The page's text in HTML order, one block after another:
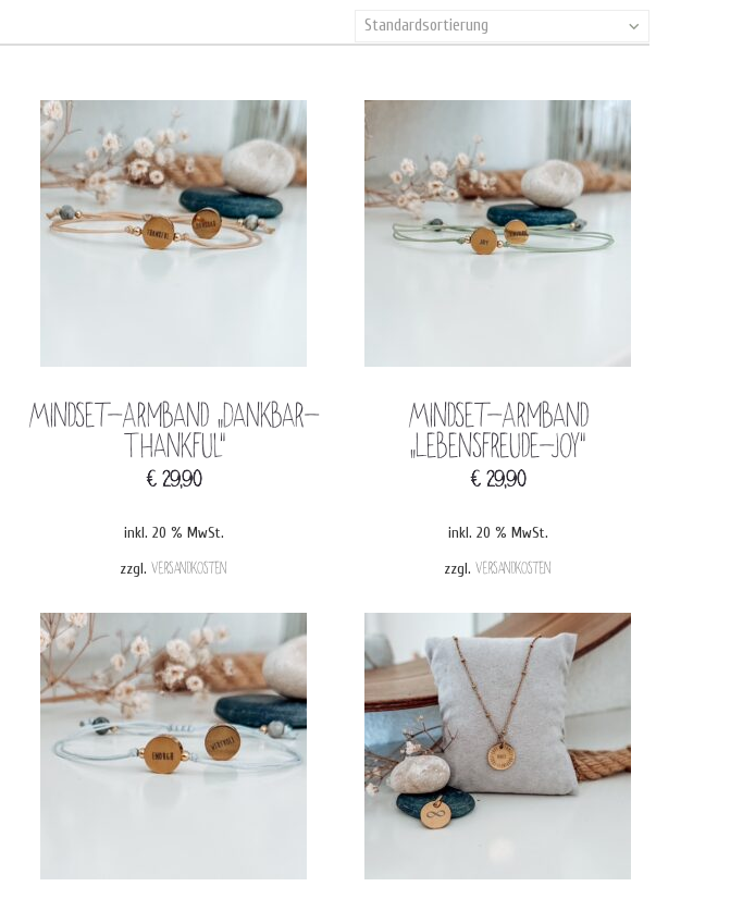
Standardsortierung
Mindset-Armband „Dankbar-
Thankful“
€ 29,90
inkl. 20 % MwSt.
zzgl.Versandkosten
Mindset-Armband
„Lebensfreude-Joy“
€ 29,90
inkl. 20 % MwSt.
zzgl.Versandkosten